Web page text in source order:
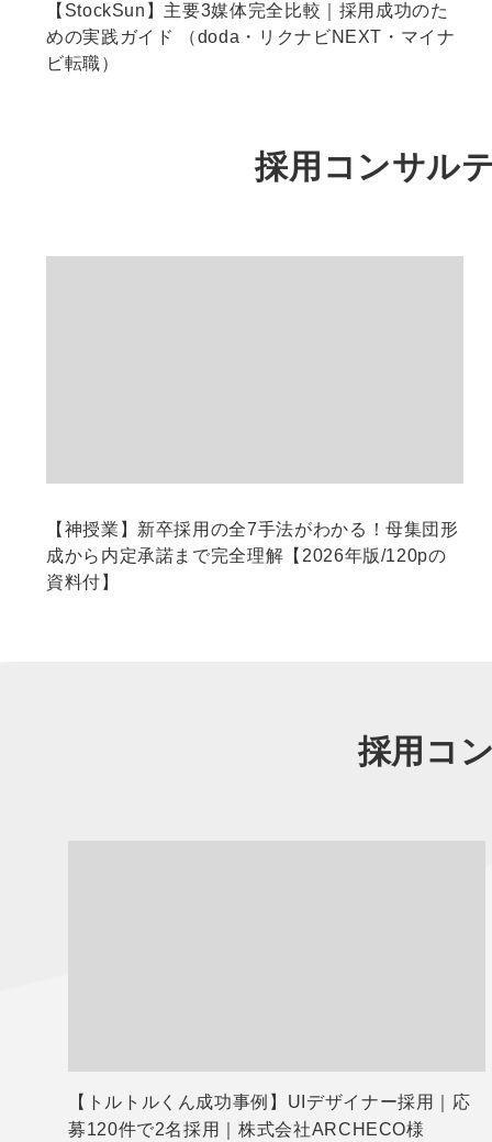
【StockSun】主要3媒体完全比較｜採用成功のた
めの実践ガイド （doda・リクナビNEXT・マイナ
ビ転職）
採用コンサル
【神授業】新卒採用の全7手法がわかる！母集団形
成から内定承諾まで完全理解【2026年版/120pの
資料付】
採用コ
【トルトルくん成功事例】UIデザイナー採用｜応
募120件で2名採用｜株式会社ARCHECO様